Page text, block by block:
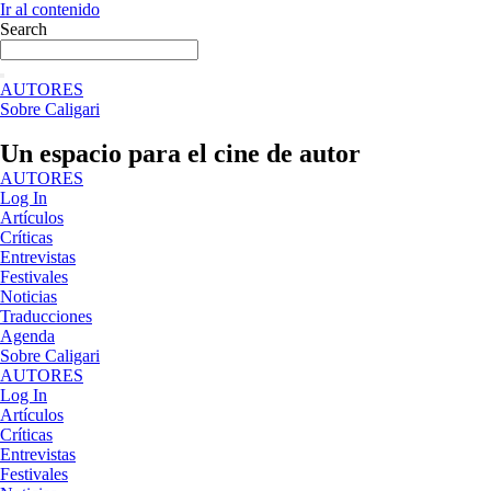
Ir al contenido
Search
AUTORES
Sobre Caligari
Un espacio para el cine de autor
AUTORES
Log In
Artículos
Críticas
Entrevistas
Festivales
Noticias
Traducciones
Agenda
Sobre Caligari
AUTORES
Log In
Artículos
Críticas
Entrevistas
Festivales